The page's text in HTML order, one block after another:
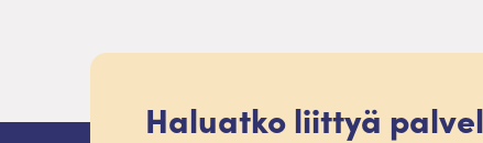
Haluatko liittyä